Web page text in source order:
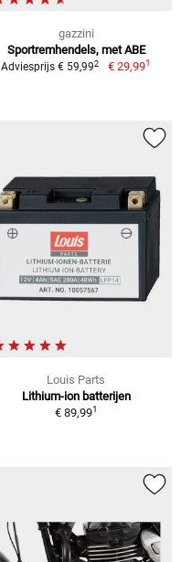
gazzini
Sportremhendels, met ABE
Adviesprijs € 59,992 € 29,991
Louis Parts
Lithium-ion batterijen
€ 89,991